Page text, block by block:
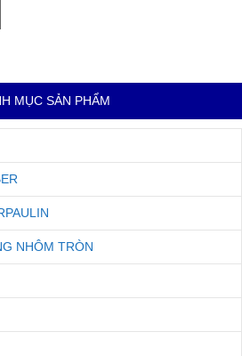
MỤC SẢN PHẨM
NHÔM TRÒN